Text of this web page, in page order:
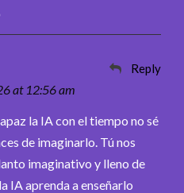
at 12:56 am
Reply
la IA con el tiempo no sé
de imaginarlo. Tú nos
imaginativo y lleno de
IA aprenda a enseñarlo